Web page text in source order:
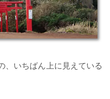
、いちばん上に見えている